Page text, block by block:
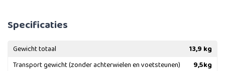
Specificaties
Gewicht totaal
13,9 kg
Transport gewicht (zonder achterwielen en voetsteunen)
9,5kg